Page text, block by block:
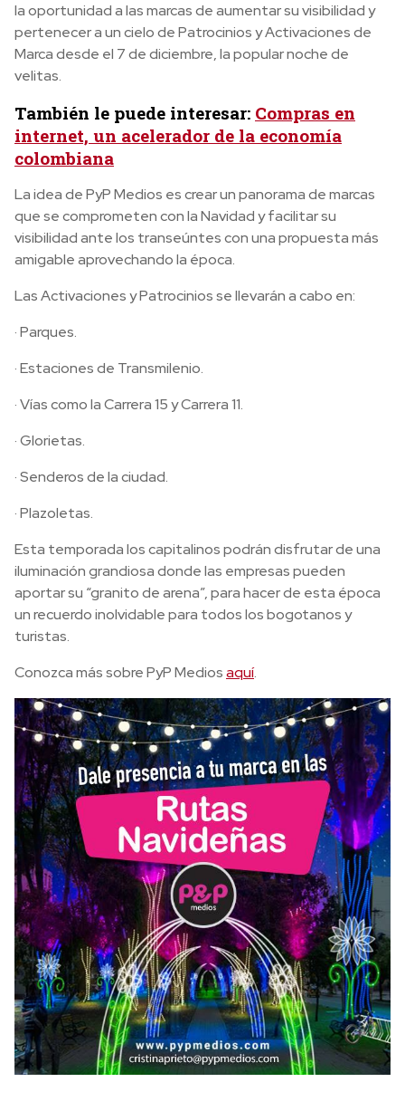
la oportunidad a las marcas de aumentar su visibilidad y
pertenecer a un cielo de Patrocinios y Activaciones de
Marca desde el 7 de diciembre, la popular noche de
velitas.
También le puede interesar: Compras en
internet, un acelerador de la economía
colombiana
La idea de PyP Medios es crear un panorama de marcas
que se comprometen con la Navidad y facilitar su
visibilidad ante los transeúntes con una propuesta más
amigable aprovechando la época.
Las Activaciones y Patrocinios se llevarán a cabo en:
· Parques.
· Estaciones de Transmilenio.
· Vías como la Carrera 15 y Carrera 11.
· Glorietas.
· Senderos de la ciudad.
· Plazoletas.
Esta temporada los capitalinos podrán disfrutar de una
iluminación grandiosa donde las empresas pueden
aportar su “granito de arena”, para hacer de esta época
un recuerdo inolvidable para todos los bogotanos y
turistas.
Conozca más sobre PyP Mediosaquí.